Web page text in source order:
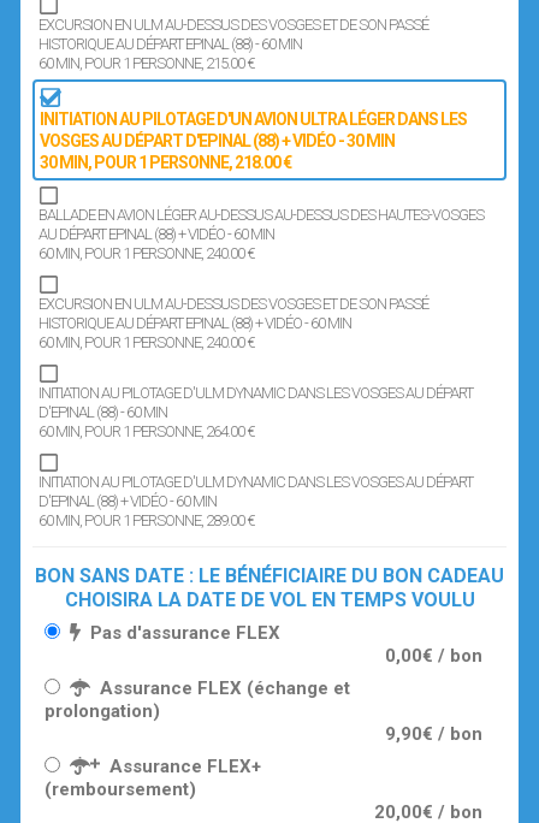
EXCURSION EN ULM AU-DESSUS DES VOSGES ET DE SON PASSÉ
HISTORIQUE AU DÉPART EPINAL (88) - 60 MIN
60 MIN, POUR 1 PERSONNE, 215.00 €
INITIATION AU PILOTAGE D'UN AVION ULTRA LÉGER DANS LES
VOSGES AU DÉPART D'EPINAL (88) + VIDÉO - 30 MIN
30 MIN, POUR 1 PERSONNE, 218.00 €
BALLADE EN AVION LÉGER AU-DESSUS AU-DESSUS DES HAUTES-VOSGES
AU DÉPART EPINAL (88) + VIDÉO - 60 MIN
60 MIN, POUR 1 PERSONNE, 240.00 €
EXCURSION EN ULM AU-DESSUS DES VOSGES ET DE SON PASSÉ
HISTORIQUE AU DÉPART EPINAL (88) + VIDÉO - 60 MIN
60 MIN, POUR 1 PERSONNE, 240.00 €
INITIATION AU PILOTAGE D'ULM DYNAMIC DANS LES VOSGES AU DÉPART
D'EPINAL (88) - 60 MIN
60 MIN, POUR 1 PERSONNE, 264.00 €
INITIATION AU PILOTAGE D'ULM DYNAMIC DANS LES VOSGES AU DÉPART
D'EPINAL (88) + VIDÉO - 60 MIN
60 MIN, POUR 1 PERSONNE, 289.00 €
BON SANS DATE : LE BÉNÉFICIAIRE DU BON CADEAU
CHOISIRA LA DATE DE VOL EN TEMPS VOULU
Pas d'assurance FLEX
0,00€ / bon
Assurance FLEX (échange et
prolongation)
9,90€ / bon
Assurance FLEX+
(remboursement)
20,00€ / bon